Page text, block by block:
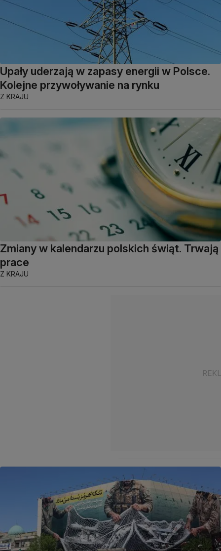
Upały uderzają w zapasy energii w Polsce.
Kolejne przywoływanie na rynku
Z KRAJU
Zmiany w kalendarzu polskich świąt. Trwają
prace
Z KRAJU